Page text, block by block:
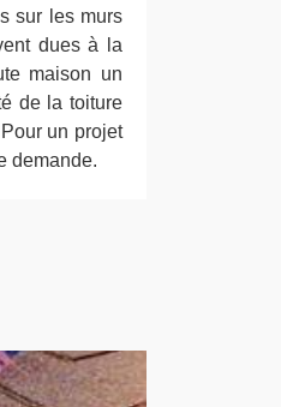
sur les murs
dues à la
maison un
de la toiture
un projet
demande.